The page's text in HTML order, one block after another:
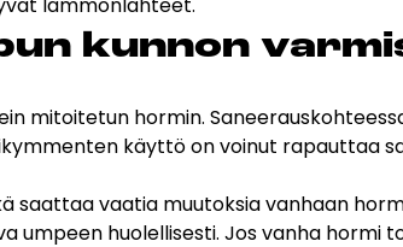
kun­non
mitoitetun hormin.
käyttö on voinut rapauttaa
saattaa vaatia muutoksia vanhaan
huolellisesti. Jos vanha hormi